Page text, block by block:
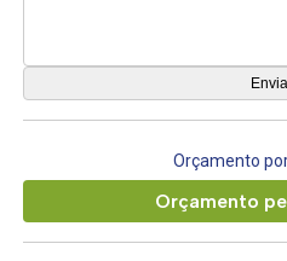
Orçamento
Orçamento